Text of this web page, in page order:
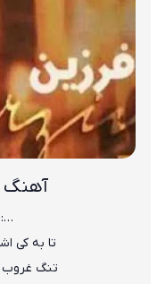
آهنگ
::::…
تا به کی
تنگ غروب